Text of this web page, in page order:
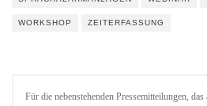
WORKSHOP ZEITERFASSUNG
Für die nebenstehenden Pressemitteilungen,